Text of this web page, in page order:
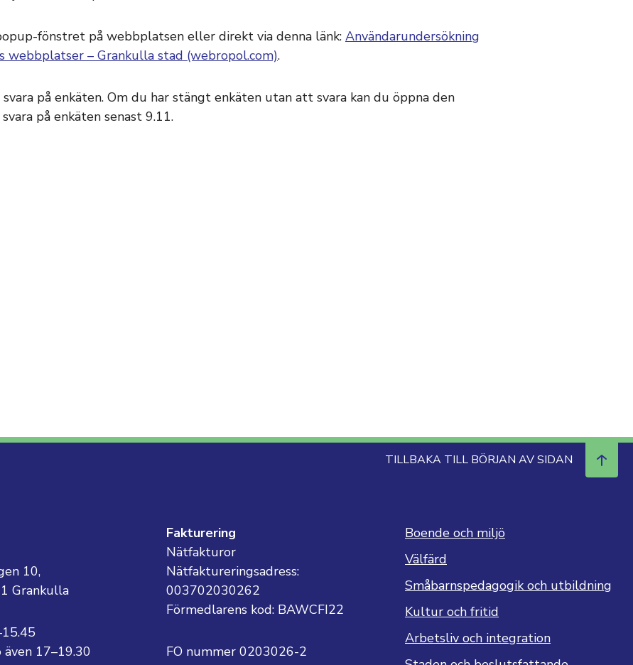
fönstret på webbplatsen eller direkt via denna länk: Användarundersökning
webbplatser – Grankulla stad (webropol.com).
på enkäten. Om du har stängt enkäten utan att svara kan du öppna den
på enkäten senast 9.11.
TILLBAKA TILL BÖRJAN AV SIDAN
10,
Grankulla
även 17–19.30
Fakturering
Nätfakturor
Nätfaktureringsadress:
003702030262
Förmedlarens kod: BAWCFI22
FO nummer 0203026-2
Boende och miljö
Välfärd
Småbarnspedagogik och utbildning
Kultur och fritid
Arbetsliv och integration